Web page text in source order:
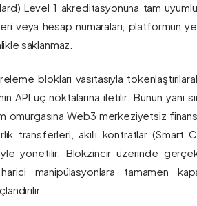
Level 1 akreditasyonuna tam
veya hesap numaraları, platformun
saklanmaz.
blokları vasıtasıyla
API uç noktalarına iletilir. Bunun yanı
omurgasına Web3 merkeziyetsiz
transferleri, akıllı kontratlar (Smart
yönetilir. Blokzincir üzerinde
manipülasyonlara tamamen